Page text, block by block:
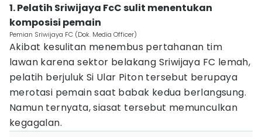
1. Pelatih Sriwijaya FcC sulit menentukan
komposisi pemain
Pemian Sriwijaya FC (Dok. Media Officer)
Akibat kesulitan menembus pertahanan tim
lawan karena sektor belakang Sriwijaya FC lemah,
pelatih berjuluk Si Ular Piton tersebut berupaya
merotasi pemain saat babak kedua berlangsung.
Namun ternyata, siasat tersebut memunculkan
kegagalan.